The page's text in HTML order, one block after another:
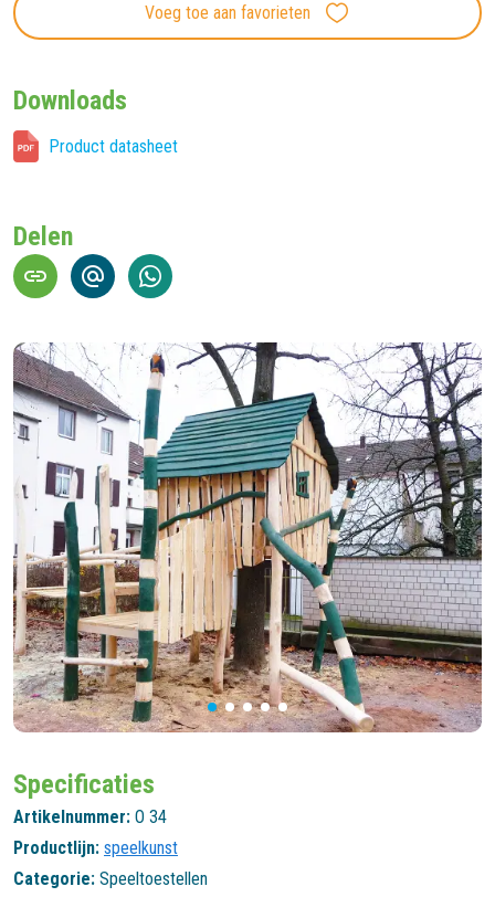
Specificaties
Artikelnummer: O 34
Productlijn: speelkunst
Categorie: Speeltoestellen
Voeg toe aan favorieten
Downloads
Product datasheet
Delen